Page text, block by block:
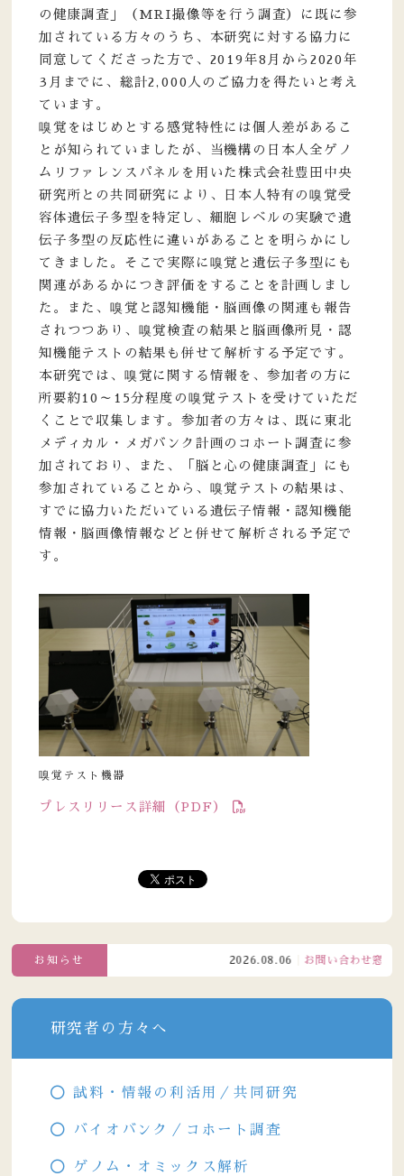
の健康調査」（MRI撮像等を行う調査）に既に参
加されている方々のうち、本研究に対する協力に
同意してくださった方で、2019年8月から2020年
3月までに、総計2,000人のご協力を得たいと考え
ています。
嗅覚をはじめとする感覚特性には個人差があるこ
とが知られていましたが、当機構の日本人全ゲノ
ムリファレンスパネルを用いた株式会社豊田中央
研究所との共同研究により、日本人特有の嗅覚受
容体遺伝子多型を特定し、細胞レベルの実験で遺
伝子多型の反応性に違いがあることを明らかにし
てきました。そこで実際に嗅覚と遺伝子多型にも
関連があるかにつき評価をすることを計画しまし
た。また、嗅覚と認知機能・脳画像の関連も報告
されつつあり、嗅覚検査の結果と脳画像所見・認
知機能テストの結果も併せて解析する予定です。
本研究では、嗅覚に関する情報を、参加者の方に
所要約10～15分程度の嗅覚テストを受けていただ
くことで収集します。参加者の方々は、既に東北
メディカル・メガバンク計画のコホート調査に参
加されており、また、「脳と心の健康調査」にも
参加されていることから、嗅覚テストの結果は、
すでに協力いただいている遺伝子情報・認知機能
情報・脳画像情報などと併せて解析される予定で
す。
嗅覚テスト機器
プレスリリース詳細（PDF）
お知らせ 2026.08.06 お問い合わせ窓口
研究者の方々へ
試料・情報の利活用／共同研究
バイオバンク／コホート調査
ゲノム・オミックス解析